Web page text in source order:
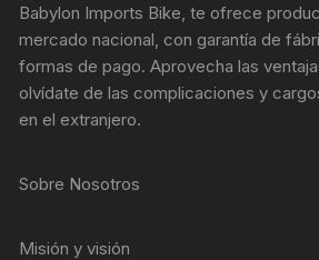
Babylon Imports Bike, te ofrece
mercado nacional, con garantía de
formas de pago. Aprovecha las
olvídate de las complicaciones y
en el extranjero.
Sobre Nosotros
Misión y visión